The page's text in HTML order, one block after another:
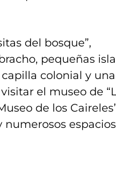
del bosque”,
pequeñas
colonial y una
el museo de
de los
numerosos espacios